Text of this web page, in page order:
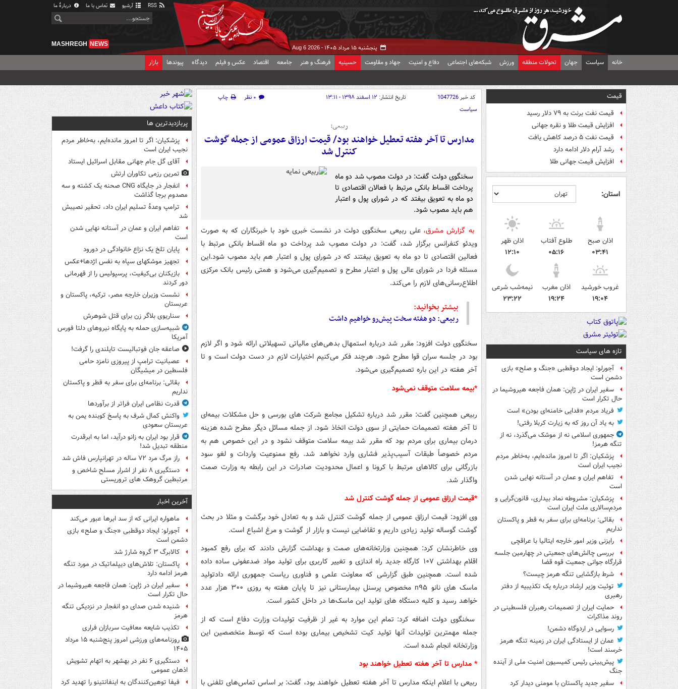
آرشیو تماس با ما دربارهٔ ما
پنجشنبه ۱۵ مرداد ۱۴۰۵ - Aug 6 2026
MASHREGH NEWS
خانه سیاست جهان تحولات منطقه ورزش شبکه‌های اجتماعی دفاع و امنیت جهاد و مقاومت حسینیه فرهنگ و هنر جامعه اقتصاد عکس و فیلم دیدگاه پیوندها بازار
قیمت
قیمت نفت برنت به ۷۹ دلار رسید
افزایش قیمت طلا و نقره جهانی
قیمت نفت ۵ درصد کاهش یافت
رشد آرام دلار ادامه دارد
افزایش قیمت جهانی طلا
استان:
اذان صبح
۰۳:۴۱
طلوع آفتاب
۰۵:۱۶
اذان ظهر
۱۲:۱۰
غروب خورشید
۱۹:۰۴
اذان مغرب
۱۹:۲۴
نیمه‌شب شرعی
۲۳:۲۲
تازه های سیاست
آجورلو: ایجاد دوقطبی «جنگ و صلح‌» بازی
دشمن است
سفیر ایران در ژاپن: همان فاجعه هیروشیما در
حال تکرار است
فریاد مردم «فدایی خامنه‌ای بودن» است
به یاد آن روز که به زیارت کربلا رفتی!
جمهوری اسلامی نه از موشک می‌گذرد، نه از
تنگه هرمز!
پزشکیان: اگر تا امروز مانده‌ایم، به‌خاطر مردم
نجیب ایران است
تفاهم ایران و عمان در آستانه نهایی شدن
است
پزشکیان: مشروطه نماد بیداری، قانون‌گرایی و
مردم‌سالاری ملت ایران است
بقائی: برنامه‌ای برای سفر به قطر و پاکستان
نداریم
رایزنی وزیر امور خارجه ایتالیا با عراقچی
بررسی چالش‌های جمعیتی در چهارمین جلسه
قرارگاه جوانی جمعیت قوه قضا
شرط بازگشایی تنگه هرمز چیست؟
توئیت وزیر ارشاد درباره یک تکذیبیه از دفتر
رهبری
حمایت ایران از تصمیمات رهبران فلسطینی در
روند مذاکرات
رسوایی در اردوگاه دشمن!
عمان از ایستادگی ایران در زمینه تنگه هرمز
خرسند است!
پیش‌بینی رئیس کمیسیون امنیت ملی از آینده
جنگ
سفیر جدید پاکستان با مومنی دیدار کرد
کد خبر1047726 تاریخ انتشار: ۱۲ اسفند ۱۳۹۸ - ۱۳:۱۱ ۰ نظر
چاپ
سیاست
ربیعی:
مدارس تا آخر هفته تعطیل خواهند بود/ قیمت ارزاق عمومی از جمله گوشت
کنترل شد
سخنگوی دولت گفت: در دولت مصوب شد دو ماه
پرداخت اقساط بانکی مرتبط با فعالان اقتصادی تا
دو ماه به تعویق بیفتد که در شورای پول و اعتبار
هم باید مصوب شود.
به گزارش مشرق، علی ربیعی سخنگوی دولت در نشست خبری خود با خبرنگاران که به صورت
ویدئو کنفرانس برگزار شد، گفت: در دولت مصوب شد پرداخت دو ماه اقساط بانکی مرتبط با
فعالین اقتصادی تا دو ماه به تعویق بیفتند که در شورای پول و اعتبار هم باید مصوب شود.این
مسئله فردا در شورای عالی پول و اعتبار مطرح و تصمیم‌گیری می‌شود و همتی رئیس بانک مرکزی
اطلاع‌رسانی‌های لازم را می‌کند.
بیشتر بخوانید:
ربیعی: دو هفته سخت پیش‌رو خواهیم داشت
سخنگوی دولت افزود: مقرر شد درباره استمهال بدهی‌های مالیاتی تسهیلاتی ارائه شود و اگر لازم
بود در جلسه سران قوا مطرح شود. هرچند فکر می‌کنیم اختیارات لازم در دست دولت است و تا
آخر هفته در این باره تصمیم‌گیری می‌شود.
*بیمه سلامت متوقف نمی‌شود
ربیعی همچنین گفت: مقرر شد درباره تشکیل مجامع شرکت های بورسی و حل مشکلات بیمه‌ای
تا آخر هفته تصمیمات حمایتی از سوی دولت اتخاذ شود. از جمله مسائل دیگر مطرح شده هزینه
درمان بیماری برای مردم بود که مقرر شد بیمه سلامت متوقف نشود و در این خصوص هم به
مردم خصوصاً طبقات آسیب‌پذیر فشاری وارد نخواهد شد. رفع ممنوعیت واردات و لغو سود
بازرگانی برای کالاهای مرتبط با کرونا و اعمال محدودیت صادرات در این رابطه به وزارت صمت
واگذار شد.
*قیمت ارزاق عمومی از جمله گوشت کنترل شد
وی افزود: قیمت ارزاق عمومی از جمله گوشت کنترل شد و به تعادل خود برگشت و مثلا در بحث
گوشت گوساله تولید زیادی داریم و تقاضایی نیست و بازار از گوشت و مرغ اشباع است.
وی خاطرنشان کرد: همچنین وزارتخانه‌های صمت و بهداشت گزارش دادند که برای رفع کمبود
اقلام بهداشتی ۱۰۷ کارگاه جدید راه اندازی و تغییر کاربری برای تولید مواد ضدعفونی ساده داده
شده است. همچنین طبق گزارشی که معاونت علمی و فناوری ریاست جمهوری ارائه دادتولید
ماسک های نانو n۹۵ مخصوص پرسنل بیمارستانی نیز تا پایان هفته به روزی ۳۰۰ هزار عدد
خواهد رسید و کلیه دستگاه های تولید این ماسک‌ها در داخل کشور است.
سخنگوی دولت اضافه کرد: تمام این موارد به غیر از ظرفیت تولیدات وزارت دفاع است که از
جمله مهمترین تولیدات آنها تولید کیت تشخیص بیماری بوده است که توسط متخصصین این
وزارتخانه انجام شده است.
* مدارس تا آخر هفته تعطیل خواهند بود
ربیعی با اعلام اینکه مدارس تا آخر هفته تعطیل خواهند بود، گفت: بر اساس تماس‌های تلفنی با
پربازدیدترین ها
پزشکیان: اگر تا امروز مانده‌ایم، به‌خاطر مردم
نجیب ایران است
آقای گل جام جهانی مقابل اسرائیل ایستاد
تمرین رزمی تکاوران ارتش
انفجار در جایگاه CNG صحنه یک کشته و سه
مصدوم برجا گذاشت
ترامپ وعدۀ تسلیم ایران داد، تحقیر نصیبش
شد
تفاهم ایران و عمان در آستانه نهایی شدن
است
پایان تلخ یک نزاع خانوادگی در دورود
تجهیز موشکهای سپاه به نفس اژدها+عکس
بازیکنان بی‌کیفیت، پرسپولیس را از قهرمانی
دور کردند
نشست وزیران خارجه مصر، ترکیه، پاکستان و
عربستان
سناریوی بلاگر زن برای قتل شوهرش
شبیه‌سازی حمله به پایگاه نیروهای دلتا فورس
آمریکا
صاعقه جان فوتبالیست تایلندی را گرفت!
عصبانیت ترامپ از پیروزی نامزد حامی
فلسطین در میشیگان
بقائی: برنامه‌ای برای سفر به قطر و پاکستان
نداریم
قدرت نظامی ایران فراتر از برآوردها
واکنش کمال شرف به پاسخ کوبنده یمن به
عربستان سعودی
قرار بود ایران به زانو درآید، اما به ابرقدرت
منطقه تبدیل شد!
راز مرگ مرد ۷۲ ساله در تهرانپارس فاش شد
دستگیری ۸ نفر از اشرار مسلح شاخص و
مرتبطین گروهک های تروریستی
آخرین اخبار
ماهواره ایرانی که از سد ابرها عبور می‌کند
آجورلو: ایجاد دوقطبی «جنگ و صلح‌» بازی
دشمن است
کالابرگ ۳ گروه شارژ شد
پاکستان: تلاش‌های دیپلماتیک در مورد تنگه
هرمز ادامه دارد
سفیر ایران در ژاپن: همان فاجعه هیروشیما در
حال تکرار است
شنیده شدن صدای دو انفجار در نزدیکی تنگه
هرمز
تکذیب شایعه معافیت سربازان فراری
روزنامه‌های ورزشی امروز پنج‌شنبه ۱۵ مرداد
۱۴۰۵
دستگیری ۶ نفر در بهشهر به اتهام تشویش
اذهان عمومی
فیفا توهین‌کنندگان به اینفانتینو را تهدید کرد